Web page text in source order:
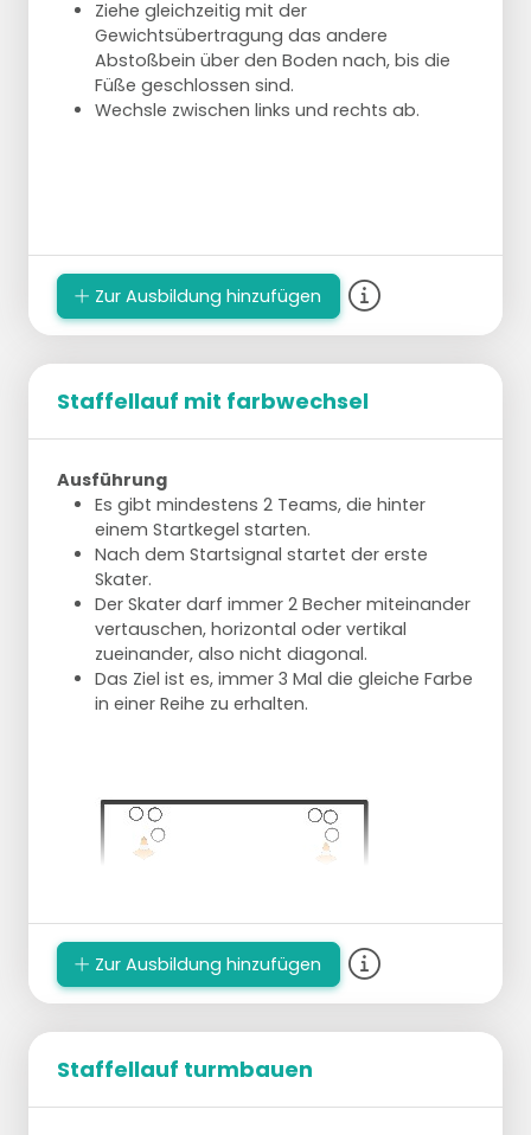
Ziehe gleichzeitig mit der
Gewichtsübertragung das andere
Abstoßbein über den Boden nach, bis die
Füße geschlossen sind.
Wechsle zwischen links und rechts ab.
Zur Ausbildung hinzufügen
Staffellauf mit farbwechsel
Ausführung
Es gibt mindestens 2 Teams, die hinter
einem Startkegel starten.
Nach dem Startsignal startet der erste
Skater.
Der Skater darf immer 2 Becher miteinander
vertauschen, horizontal oder vertikal
zueinander, also nicht diagonal.
Das Ziel ist es, immer 3 Mal die gleiche Farbe
in einer Reihe zu erhalten.
Zur Ausbildung hinzufügen
Staffellauf turmbauen